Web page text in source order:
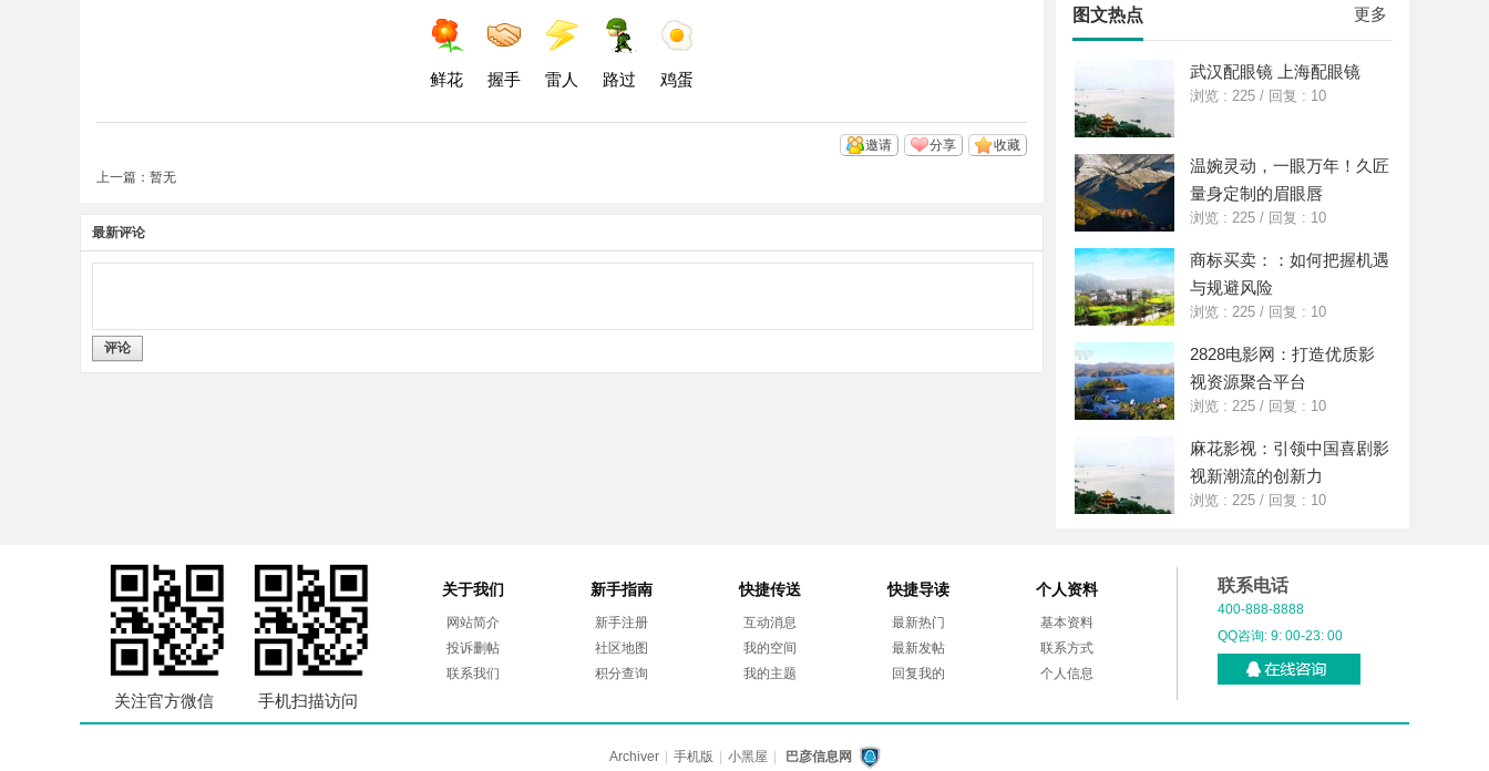
鲜花 握手 雷人 路过 鸡蛋
收藏
分享
邀请
上一篇：暂无
最新评论
评论
更多
图文热点
武汉配眼镜 上海配眼镜
浏览 : 225 / 回复 : 10
温婉灵动，一眼万年！久匠
量身定制的眉眼唇
浏览 : 225 / 回复 : 10
商标买卖：：如何把握机遇
与规避风险
浏览 : 225 / 回复 : 10
2828电影网：打造优质影
视资源聚合平台
浏览 : 225 / 回复 : 10
麻花影视：引领中国喜剧影
视新潮流的创新力
浏览 : 225 / 回复 : 10
关注官方微信 手机扫描访问
关于我们
网站简介
投诉删帖
联系我们
新手指南
新手注册
社区地图
积分查询
快捷传送
互动消息
我的空间
我的主题
快捷导读
最新热门
最新发帖
回复我的
个人资料
基本资料
联系方式
个人信息
联系电话
400-888-8888
QQ咨询: 9: 00-23: 00
Archiver 手机版 小黑屋 巴彦信息网